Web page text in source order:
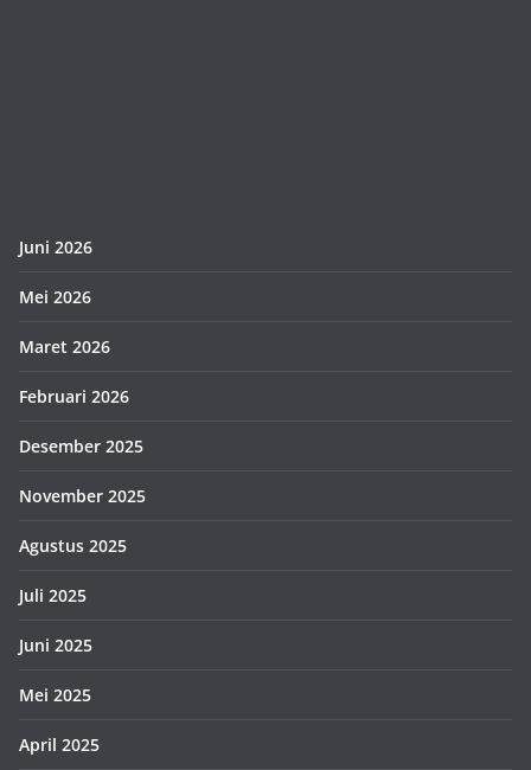
Juni 2026
Mei 2026
Maret 2026
Februari 2026
Desember 2025
November 2025
Agustus 2025
Juli 2025
Juni 2025
Mei 2025
April 2025